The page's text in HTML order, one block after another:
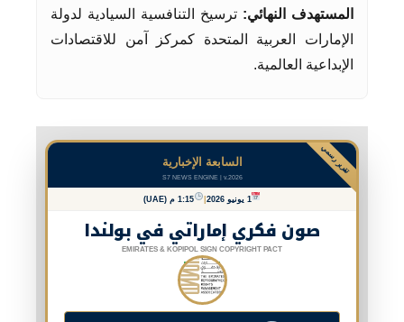
المستهدف النهائي: ترسيخ التنافسية السيادية لدولة
الإمارات العربية المتحدة كمركز آمن للاقتصادات
الإبداعية العالمية.
تقرير رسمي السابعة الإخبارية
S7 NEWS ENGINE | v.2026
1 يونيو 2026 1:15 م (UAE)
صون فكري إماراتي في بولندا
EMIRATES & KOPIPOL SIGN COPYRIGHT PACT